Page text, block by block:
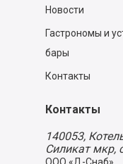
Новости
Гастрономы и
бары
Контакты
Контакты
140053,
Силикат